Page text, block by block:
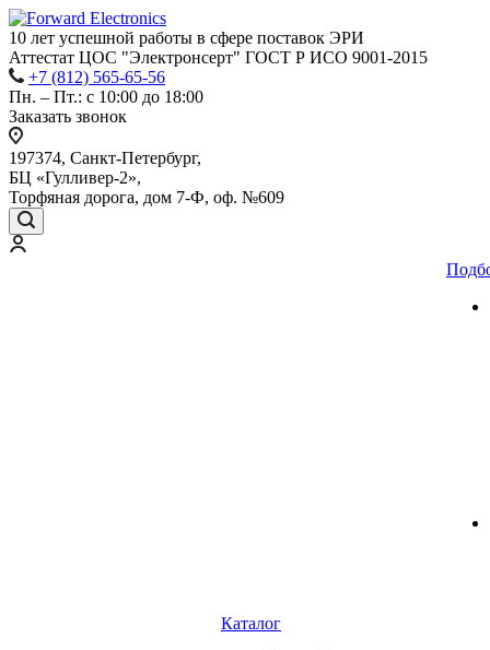
10 лет успешной работы в сфере поставок ЭРИ
Аттестат ЦОС "Электронсерт" ГОСТ Р ИСО 9001-2015
+7 (812) 565-65-56
Пн. – Пт.: с 10:00 до 18:00
Заказать звонок
197374, Санкт-Петербург,
БЦ «Гулливер-2»,
Торфяная дорога, дом 7-Ф, оф. №609
Каталог